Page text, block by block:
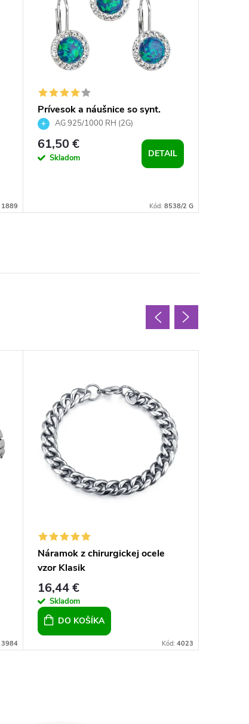
1889
Prívesok a náušnice so synt.
opálom a Preciosa crystals -
zelené
AG 925/1000 RH (2G)
61,50 €
Skladom DETAIL
Kód: 8538/2 G
3984
Náramok z chirurgickej ocele
vzor Klasik
16,44 €
Skladom
DO KOŠÍKA
Kód: 4023